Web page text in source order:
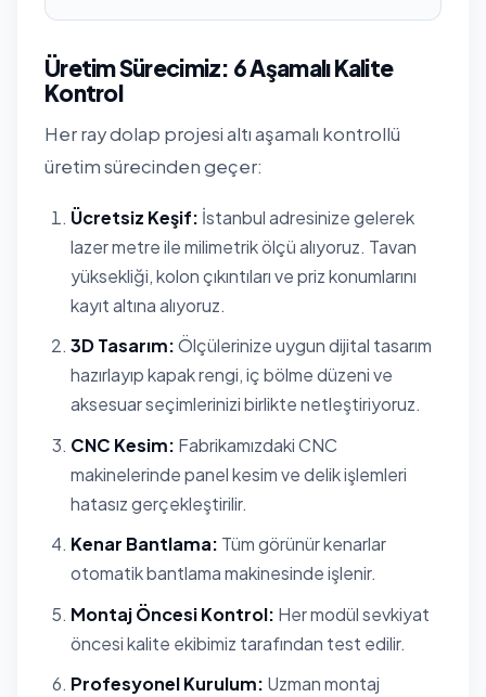
Üretim Sürecimiz: 6 Aşamalı Kalite
Kontrol
Her ray dolap projesi altı aşamalı kontrollü
üretim sürecinden geçer:
Ücretsiz Keşif: İstanbul adresinize gelerek
lazer metre ile milimetrik ölçü alıyoruz. Tavan
yüksekliği, kolon çıkıntıları ve priz konumlarını
kayıt altına alıyoruz.
3D Tasarım:Ölçülerinize uygun dijital tasarım
hazırlayıp kapak rengi, iç bölme düzeni ve
aksesuar seçimlerinizi birlikte netleştiriyoruz.
CNC Kesim: Fabrikamızdaki CNC
makinelerinde panel kesim ve delik işlemleri
hatasız gerçekleştirilir.
Kenar Bantlama: Tüm görünür kenarlar
otomatik bantlama makinesinde işlenir.
Montaj Öncesi Kontrol: Her modül sevkiyat
öncesi kalite ekibimiz tarafından test edilir.
Profesyonel Kurulum: Uzman montaj